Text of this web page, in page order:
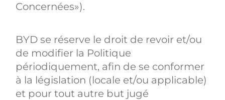
Concernées»).
BYD se réserve le droit de revoir et/ou
de modifier la Politique
périodiquement, afin de se conformer
à la législation (locale et/ou applicable)
et pour tout autre but jugé